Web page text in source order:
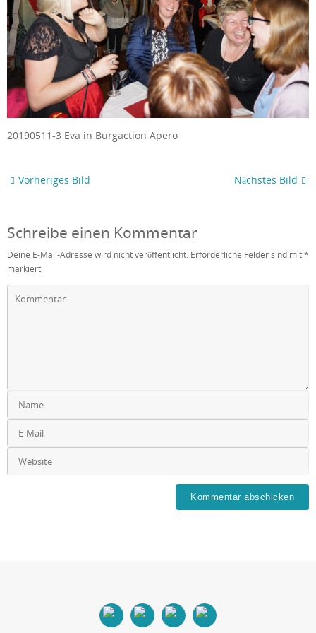
20190511-3 Eva in Burgaction Apero
Vorheriges Bild Nächstes Bild
Schreibe einen Kommentar
Deine E-Mail-Adresse wird nicht veröffentlicht. Erforderliche Felder sind mit*
markiert